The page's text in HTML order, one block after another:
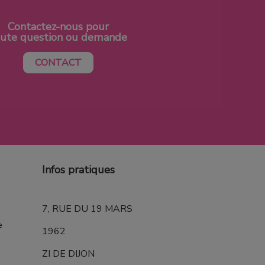
Contactez-nous pour
question ou demande
CONTACT
Infos pratiques
7, RUE DU 19 MARS
1962
ZI DE DIJON